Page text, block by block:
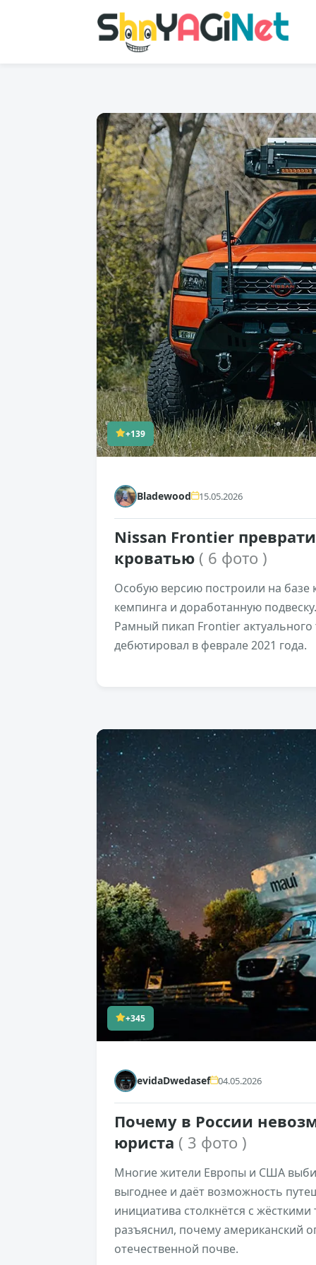
+139
Bladewood 15.05.2026
Nissan Frontier
кроватью ( 6 фото )
Особую версию построили на базе
кемпинга и доработанную
Рамный пикап Frontier
дебютировал в феврале 2021 года.
+345
evidaDwedasef 04.05.2026
Почему в России
юриста ( 3 фото )
Многие жители Европы и США
выгоднее и даёт возможность
инициатива столкнётся с
разъяснил, почему американский
отечественной почве.